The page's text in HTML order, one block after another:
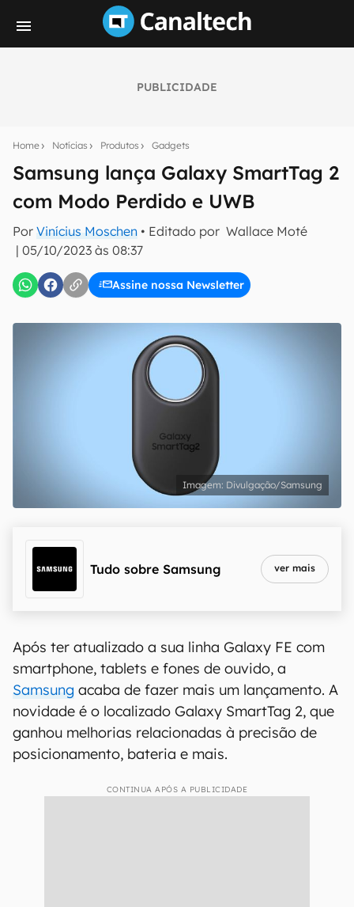
PUBLICIDADE
Home Notícias Produtos Gadgets
Samsung lança Galaxy SmartTag 2
com Modo Perdido e UWB
Por Vinícius Moschen • Editado por Wallace Moté
| 05/10/2023 às 08:37
Assine nossa Newsletter
notícias e reviews sobre tecnologia em primeira
E-mail
Divulgação/Samsung
Tudo sobre Samsung ver mais
Após ter atualizado a sua linha Galaxy FE com
smartphone, tablets e fones de ouvido, a
Samsung acaba de fazer mais um lançamento. A
novidade é o localizado Galaxy SmartTag 2, que
ganhou melhorias relacionadas à precisão de
posicionamento, bateria e mais.
CONTINUA APÓS A PUBLICIDADE